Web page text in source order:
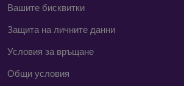
Вашите бисквитки
Защита на личните данни
Условия за връщане
Общи условия